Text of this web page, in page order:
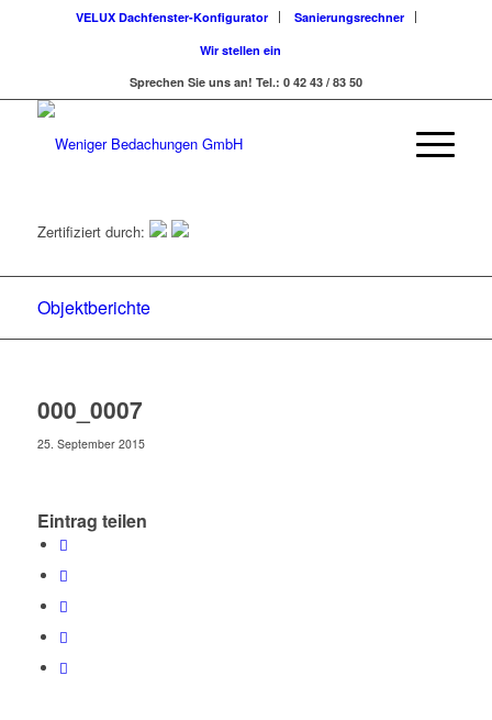
VELUX Dachfenster-Konfigurator
Sanierungsrechner
Wir stellen ein
Sprechen Sie uns an! Tel.: 0 42 43 / 83 50
Zertifiziert durch:
Objektberichte
000_0007
25. September 2015
Eintrag teilen